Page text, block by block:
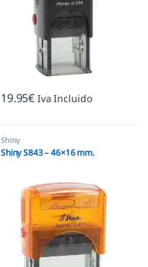
19.95€ Iva Incluido
Shiny
Shiny S843 – 46×16 mm.